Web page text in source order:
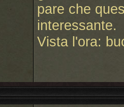
pare che
interessante.
Vista l'ora: